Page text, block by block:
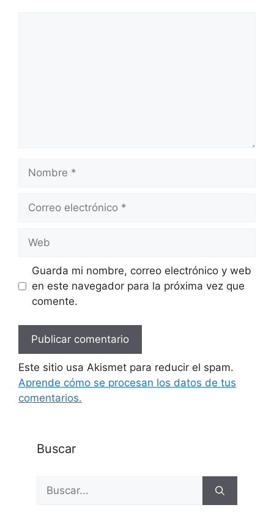
Nombre
Correo
Web
Guarda mi nombre, correo electrónico y web
en este navegador para la próxima vez que
comente.
Este sitio usa Akismet para reducir el spam.
Aprende cómo se procesan los datos de tus
comentarios.
Buscar
Buscar: